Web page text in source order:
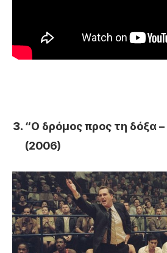
“Ο δρόμος προς τη δόξα –
(2006)